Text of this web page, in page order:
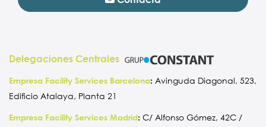
Delegaciones Centrales
Empresa Facility Services Barcelona: Avinguda Diagonal, 523,
Edificio Atalaya, Planta 21
Empresa Facility Services Madrid: C/ Alfonso Gómez, 42C /